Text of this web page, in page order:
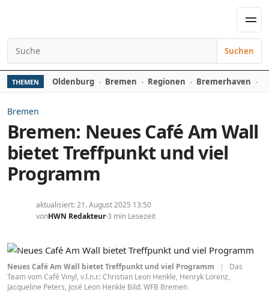
Suchen nach:
Suchen
THEMEN Oldenburg Bremen Regionen Bremerhaven
Bremen
Bremen: Neues Café Am Wall
bietet Treffpunkt und viel
Programm
aktualisiert: 21. August 2025 13:50
vonHWN Redakteur3 min Lesezeit
Neues Café Am Wall bietet Treffpunkt und viel Programm |
Das
Team vom Café Vinyl, v.l.n.r.: Christian Leon Henkle, Henryk Lorenz,
Jacqueline Peters, José Leon Henkle Bild: WFB Bremen